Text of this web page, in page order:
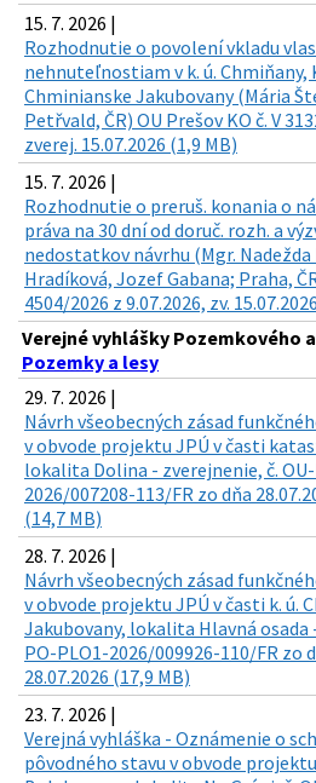
15. 7. 2026 |
Rozhodnutie o povolení vkladu
nehnuteľnostiam v k. ú. Chmiňany,
Chminianske Jakubovany (Mária
Petřvald, ČR) OU Prešov KO č. V
zverej. 15.07.2026 (1,9 MB)
15. 7. 2026 |
Rozhodnutie o preruš. konania o
práva na 30 dní od doruč. rozh. a
nedostatkov návrhu (Mgr. Nadežda
Hradíková, Jozef Gabana; Praha,
4504/2026 z 9.07.2026, zv.
Verejné vyhlášky Pozemkového
Pozemky a lesy
29. 7. 2026 |
Návrh všeobecných zásad
v obvode projektu JPÚ v časti
lokalita Dolina - zverejnenie, č.
2026/007208-113/FR zo dňa
(14,7 MB)
28. 7. 2026 |
Návrh všeobecných zásad
v obvode projektu JPÚ v časti k. ú.
Jakubovany, lokalita Hlavná osada
PO-PLO1-2026/009926-110/FR zo
28.07.2026 (17,9 MB)
23. 7. 2026 |
Verejná vyhláška - Oznámenie o
pôvodného stavu v obvode projektu